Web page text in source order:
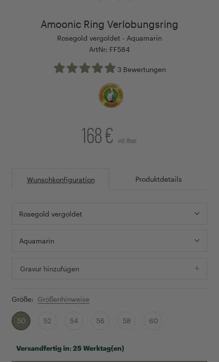
Amoonic Ring Verlobungsring
Rosegold vergoldet - Aquamarin
ArtNr: FF584
3 Bewertungen
168 € inkl. Mwst.
Wunschkonfiguration Produktdetails
Rosegold vergoldet
Aquamarin
Gravur hinzufügen
Größe: Größenhinweise
50 52 54 56 58 60
Versandfertig in:25 Werktag(en)